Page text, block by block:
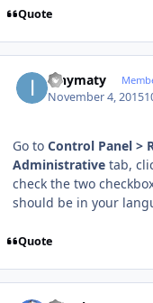
Quote
ianymaty
November 4, 2015
Go to Control Panel >
Administrative tab,
check the two
should be in your
Quote